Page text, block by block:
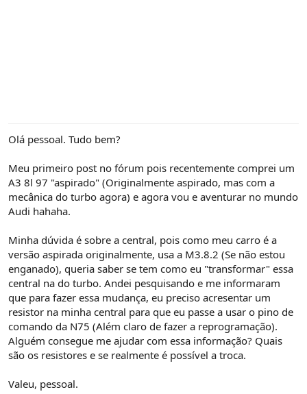
Olá pessoal. Tudo bem?
Meu primeiro post no fórum pois recentemente comprei um
A3 8l 97 "aspirado" (Originalmente aspirado, mas com a
mecânica do turbo agora) e agora vou e aventurar no mundo
Audi hahaha.
Minha dúvida é sobre a central, pois como meu carro é a
versão aspirada originalmente, usa a M3.8.2 (Se não estou
enganado), queria saber se tem como eu "transformar" essa
central na do turbo. Andei pesquisando e me informaram
que para fazer essa mudança, eu preciso acresentar um
resistor na minha central para que eu passe a usar o pino de
comando da N75 (Além claro de fazer a reprogramação).
Alguém consegue me ajudar com essa informação? Quais
são os resistores e se realmente é possível a troca.
Valeu, pessoal.